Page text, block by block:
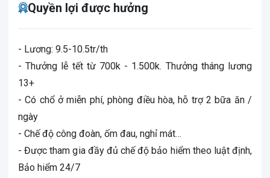
Quyền lợi được hưởng
- Lương: 9.5-10.5tr/th
- Thưởng lễ tết từ 700k - 1.500k. Thưởng tháng lương
13+
- Có chổ ở miễn phí, phòng điều hòa, hỗ trợ 2 bữa ăn /
ngày
- Chế độ công đoàn, ốm đau, nghỉ mát…
- Được tham gia đầy đủ chế độ bảo hiểm theo luật định,
Bảo hiểm 24/7